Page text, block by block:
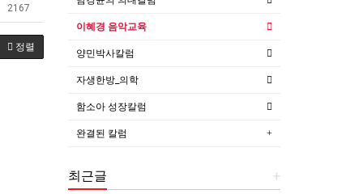
2167
정렬
이혜경 음악교육
양민박사칼럼
자생한방_의학
함소아 성장칼럼
완결된 칼럼
+
최근글